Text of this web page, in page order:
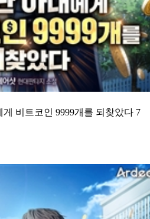
비트코인 9999개를 되찾았다 7